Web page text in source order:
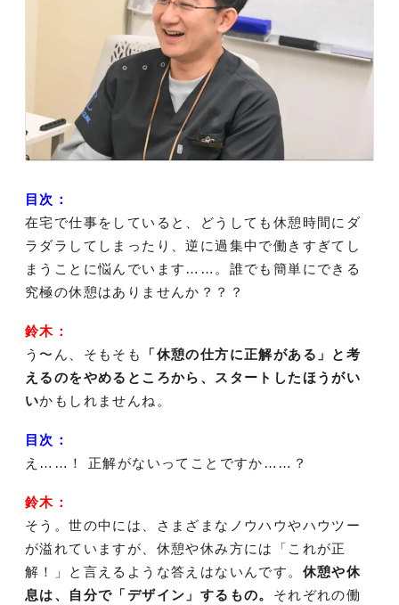
目次：
在宅で仕事をしていると、どうしても休憩時間にダ
ラダラしてしまったり、逆に過集中で働きすぎてし
まうことに悩んでいます……。誰でも簡単にできる
究極の休憩はありませんか？？？
鈴木：
う〜ん、そもそも
「休憩の仕方に正解がある」と考
えるのをやめるところから、スタートしたほうがい
いかもしれませんね。
目次：
え……！ 正解がないってことですか……？
鈴木：
そう。世の中には、さまざまなノウハウやハウツー
が溢れていますが、休憩や休み方には「これが正
解！」と言えるような答えはないんです。 休憩や休
息は、自分で「デザイン」するもの。 それぞれの働